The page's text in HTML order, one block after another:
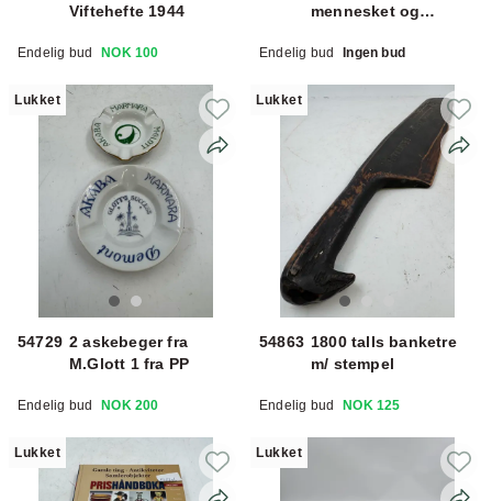
Viftehefte 1944
Endelig bud NOK 100
mennesket og
Endelig bud Ingen bud
Lukket
54729 2 askebeger fra
M.Glott 1 fra PP
Endelig bud NOK 200
Lukket
54863 1800 talls banketre
m/ stempel
Endelig bud NOK 125
Lukket Lukket